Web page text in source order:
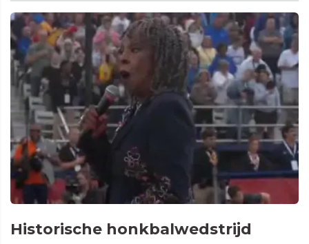
Historische honkbalwedstrijd